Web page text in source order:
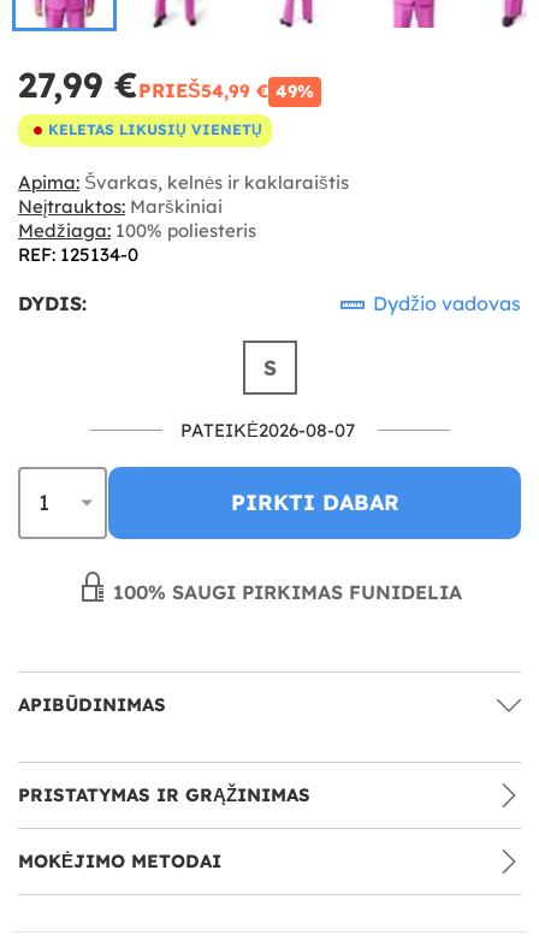
27,99 €PRIEŠ54,99 € 49%
KELETAS LIKUSIŲ VIENETŲ
Apima: Švarkas, kelnės ir kaklaraištis
Neįtrauktos: Marškiniai
Medžiaga: 100% poliesteris
REF: 125134-0
DYDIS: Dydžio vadovas
S
PATEIKĖ2026-08-07
PIRKTI DABAR
100% SAUGI PIRKIMAS FUNIDELIA
APIBŪDINIMAS
PRISTATYMAS IR GRĄŽINIMAS
MOKĖJIMO METODAI